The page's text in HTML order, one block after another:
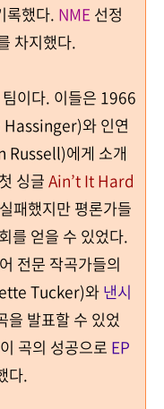
록했다. NME선정
차지했다.
이다. 이들은 1966
Hassinger)와 인연
Russell)에게 소개
싱글Ain’t It Hard
패했지만 평론가들
를 얻을 수 있었다.
전문 작곡가들의
Tucker)와낸시
을 발표할 수 있었
이 곡의 성공으로 EP
다.